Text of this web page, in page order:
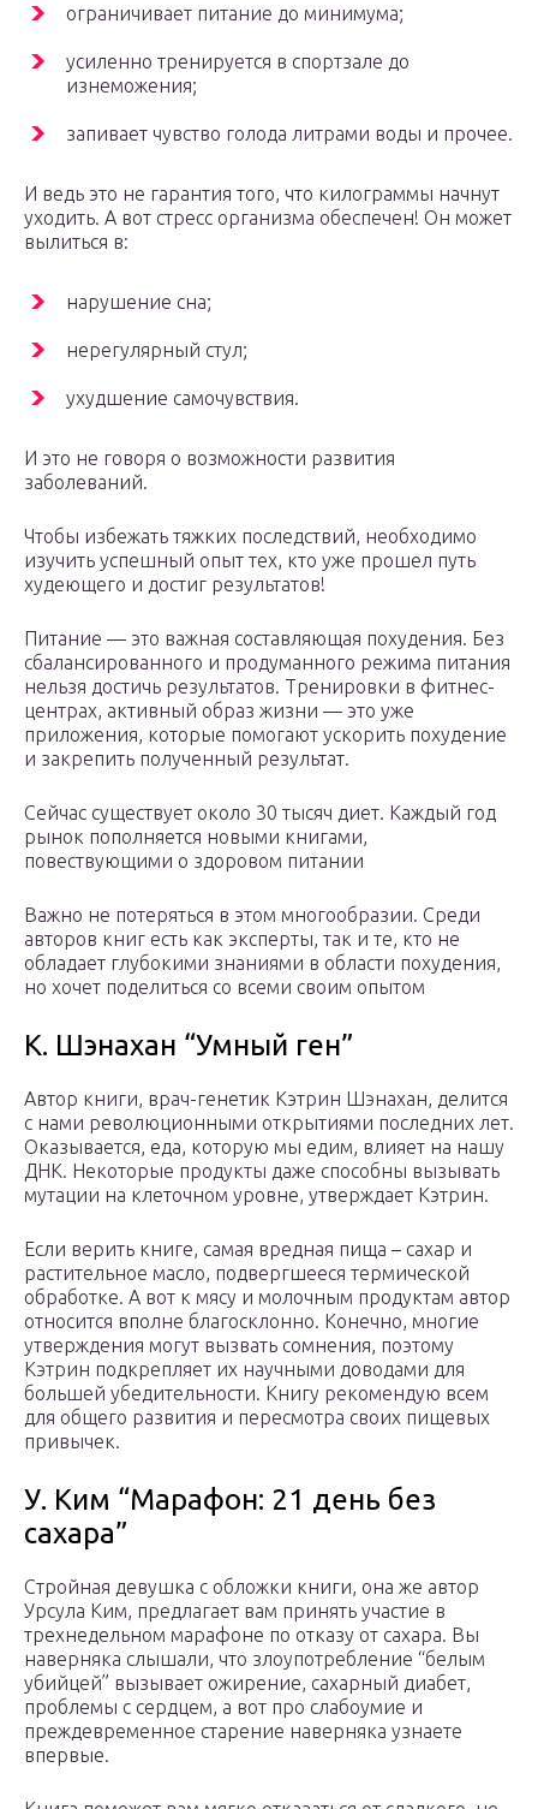
ограничивает питание до минимума;
усиленно тренируется в спортзале до
изнеможения;
запивает чувство голода литрами воды и прочее.
И ведь это не гарантия того, что килограммы начнут
уходить. А вот стресс организма обеспечен! Он может
вылиться в:
нарушение сна;
нерегулярный стул;
ухудшение самочувствия.
И это не говоря о возможности развития
заболеваний.
Чтобы избежать тяжких последствий, необходимо
изучить успешный опыт тех, кто уже прошел путь
худеющего и достиг результатов!
Питание — это важная составляющая похудения. Без
сбалансированного и продуманного режима питания
нельзя достичь результатов. Тренировки в фитнес-
центрах, активный образ жизни — это уже
приложения, которые помогают ускорить похудение
и закрепить полученный результат.
Сейчас существует около 30 тысяч диет. Каждый год
рынок пополняется новыми книгами,
повествующими о здоровом питании
Важно не потеряться в этом многообразии. Среди
авторов книг есть как эксперты, так и те, кто не
обладает глубокими знаниями в области похудения,
но хочет поделиться со всеми своим опытом
К. Шэнахан “Умный ген”
Автор книги, врач-генетик Кэтрин Шэнахан, делится
с нами революционными открытиями последних лет.
Оказывается, еда, которую мы едим, влияет на нашу
ДНК. Некоторые продукты даже способны вызывать
мутации на клеточном уровне, утверждает Кэтрин.
Если верить книге, самая вредная пища – сахар и
растительное масло, подвергшееся термической
обработке. А вот к мясу и молочным продуктам автор
относится вполне благосклонно. Конечно, многие
утверждения могут вызвать сомнения, поэтому
Кэтрин подкрепляет их научными доводами для
большей убедительности. Книгу рекомендую всем
для общего развития и пересмотра своих пищевых
привычек.
У. Ким “Марафон: 21 день без
сахара”
Стройная девушка с обложки книги, она же автор
Урсула Ким, предлагает вам принять участие в
трехнедельном марафоне по отказу от сахара. Вы
наверняка слышали, что злоупотребление “белым
убийцей” вызывает ожирение, сахарный диабет,
проблемы с сердцем, а вот про слабоумие и
преждевременное старение наверняка узнаете
впервые.